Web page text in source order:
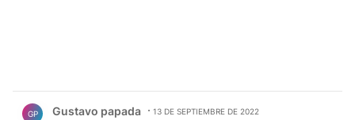
GP Gustavo papada 13 DE SEPTIEMBRE DE 2022